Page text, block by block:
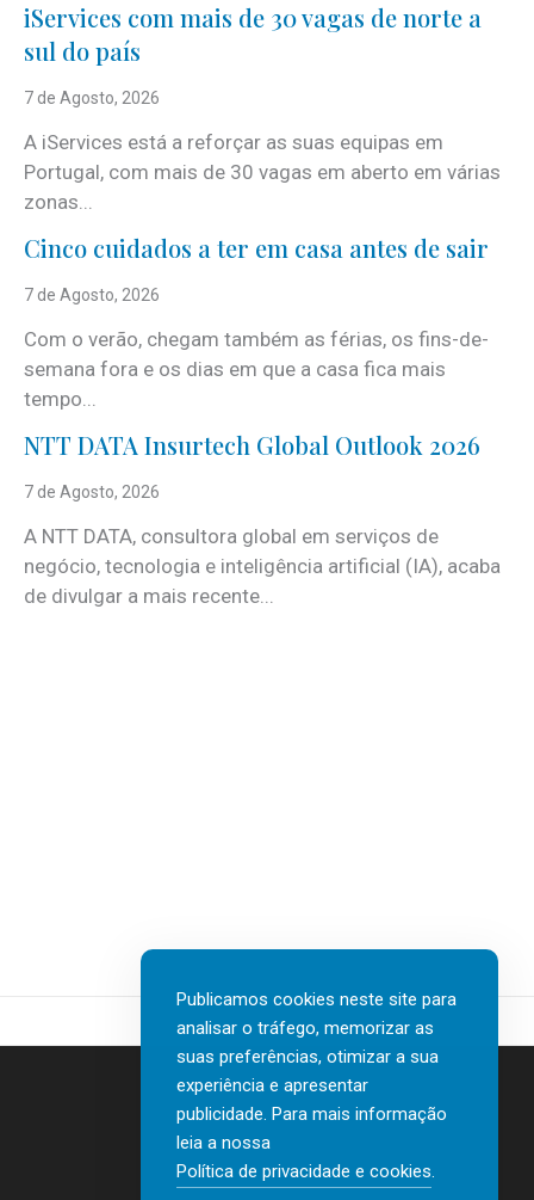
iServices com mais de 30 vagas de norte a
sul do país
7 de Agosto, 2026
A iServices está a reforçar as suas equipas em
Portugal, com mais de 30 vagas em aberto em várias
zonas...
Cinco cuidados a ter em casa antes de sair
7 de Agosto, 2026
Com o verão, chegam também as férias, os fins-de-
semana fora e os dias em que a casa fica mais
tempo...
NTT DATA Insurtech Global Outlook 2026
7 de Agosto, 2026
A NTT DATA, consultora global em serviços de
negócio, tecnologia e inteligência artificial (IA), acaba
de divulgar a mais recente...
Contactos
Política de privacidade e cookies
Publicamos cookies neste site para
analisar o tráfego, memorizar as
suas preferências, otimizar a sua
experiência e apresentar
publicidade. Para mais informação
leia a nossa
Política de privacidade e cookies.